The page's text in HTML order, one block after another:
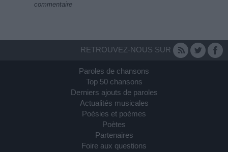
commentaire
RETROUVEZ-NOUS SUR
Paroles de chansons
Top 50 chansons
Derniers ajouts de paroles
Actualités musicales
Poésies et poèmes
Poètes
Partenaires
Foire aux questions